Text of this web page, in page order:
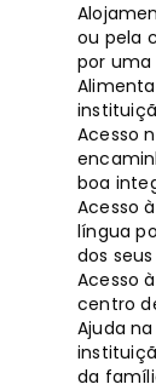
ou pela
por uma
Acesso
boa
Acesso
língua
dos
Acesso
centro
Ajuda
da